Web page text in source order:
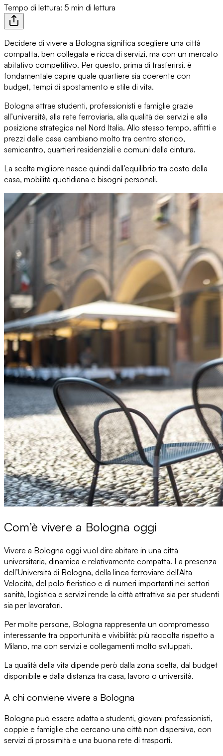
Tempo di lettura: 5 min di lettura
Decidere di vivere a Bologna significa scegliere una città
compatta, ben collegata e ricca di servizi, ma con un mercato
abitativo competitivo. Per questo, prima di trasferirsi, è
fondamentale capire quale quartiere sia coerente con
budget, tempi di spostamento e stile di vita.
Bologna attrae studenti, professionisti e famiglie grazie
all’università, alla rete ferroviaria, alla qualità dei servizi e alla
posizione strategica nel Nord Italia. Allo stesso tempo, affitti e
prezzi delle case cambiano molto tra centro storico,
semicentro, quartieri residenziali e comuni della cintura.
La scelta migliore nasce quindi dall’equilibrio tra costo della
casa, mobilità quotidiana e bisogni personali.
Com’è vivere a Bologna oggi
Vivere a Bologna oggi vuol dire abitare in una città
universitaria, dinamica e relativamente compatta. La presenza
dell’Università di Bologna, della linea ferroviare dell'Alta
Velocità, del polo fieristico e di numeri importanti nei settori
sanità, logistica e servizi rende la città attrattiva sia per studenti
sia per lavoratori.
Per molte persone, Bologna rappresenta un compromesso
interessante tra opportunità e vivibilità: più raccolta rispetto a
Milano, ma con servizi e collegamenti molto sviluppati.
La qualità della vita dipende però dalla zona scelta, dal budget
disponibile e dalla distanza tra casa, lavoro o università.
A chi conviene vivere a Bologna
Bologna può essere adatta a studenti, giovani professionisti,
coppie e famiglie che cercano una città non dispersiva, con
servizi di prossimità e una buona rete di trasporti.